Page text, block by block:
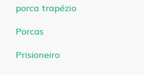
porca trapézio
Porcas
Prisioneiro